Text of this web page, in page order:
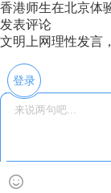
香港师生在北京体
发表评论
文明上网理性发言
登录